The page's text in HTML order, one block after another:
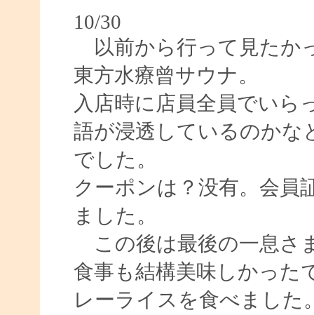
10/30
以前から行って見たか
東方水療曾サウナ。
入店時に店員全員でいら
語が浸透しているのかな
でした。
クーポンは？没有。会員
ました。
この後は最後の一息さ
食事も結構美味しかった
レーライスを食べました